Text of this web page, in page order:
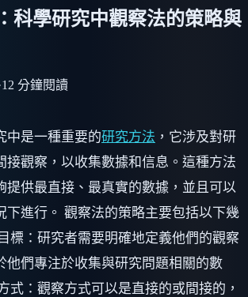
科學研究中觀察法的策略與
12 分鐘閱讀
中是一種重要的研究方法 ，它涉及對研
接觀察，以收集數據和信息。這種方法
提供最直接、最真實的數據，並且可以
下進行。 觀察法的策略主要包括以下幾
標：研究者需要明確地定義他們的觀察
他們專注於收集與研究問題相關的數
式：觀察方式可以是直接的或間接的，